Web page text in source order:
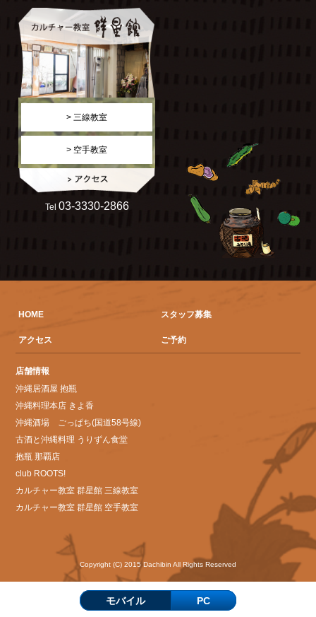
> 三線教室
> 空手教室
Tel 03-3330-2866
HOME スタッフ募集
アクセス ご予約
店舗情報
沖縄居酒屋 抱瓶
沖縄料理本店 きよ香
沖縄酒場 ごっぱち(国道58号線)
古酒と沖縄料理 うりずん食堂
抱瓶 那覇店
club ROOTS!
カルチャー教室 群星館 三線教室
カルチャー教室 群星館 空手教室
Copyright (C) 2015 Dachibin All Rights Reserved
モバイル PC